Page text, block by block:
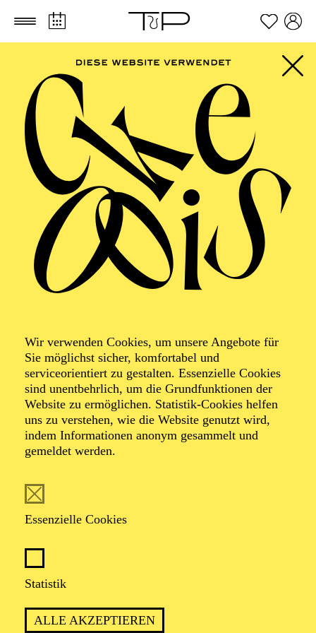
Zum Hauptinhalt springen Zum Footer springen
Wir verwenden Cookies, um unsere Angebote für
Sie möglichst sicher, komfortabel und
serviceorientiert zu gestalten. Essenzielle Cookies
sind unentbehrlich, um die Grundfunktionen der
Website zu ermöglichen. Statistik-Cookies helfen
uns zu verstehen, wie die Website genutzt wird,
indem Informationen anonym gesammelt und
gemeldet werden.
Essenzielle Cookies
Statistik
ALLE AKZEPTIEREN
AALTO
MUSIKTHEATER,
AALTO BALLETT
ESSEN
Familienführung
Zweistündiger interaktiver Rundgang durch das Aalto-
Theater mit Blick hinter die Kulissen
ca. 2 Stunden